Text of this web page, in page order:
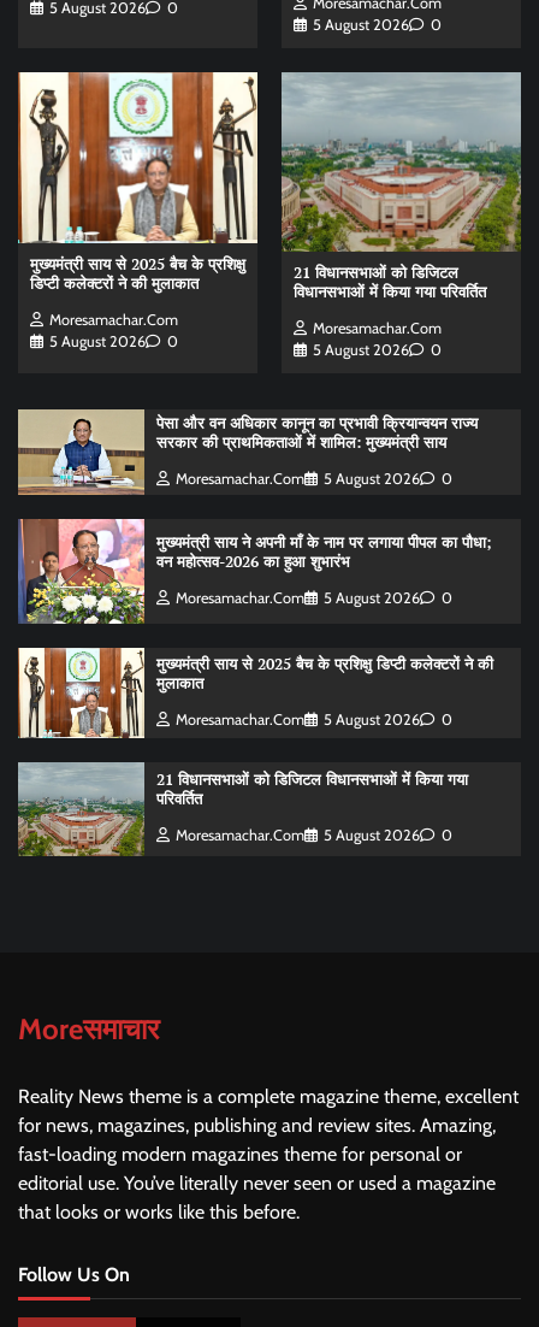
5 August 2026 0
5 August 2026
0
मुख्यमंत्री साय से 2025 बैच के प्रशिक्षु
डिप्टी कलेक्टरों ने की मुलाकात
Moresamachar.com
5 August 2026
0
21 विधानसभाओं को डिजिटल
विधानसभाओं में किया गया परिवर्तित
Moresamachar.com
5 August 2026
0
पेसा और वन अधिकार कानून का प्रभावी क्रियान्वयन राज्य
सरकार की प्राथमिकताओं में शामिल: मुख्यमंत्री साय
Moresamachar.com 5 August 2026 0
मुख्यमंत्री साय ने अपनी माँ के नाम पर लगाया पीपल का पौधा;
वन महोत्सव-2026 का हुआ शुभारंभ
Moresamachar.com 5 August 2026 0
मुख्यमंत्री साय से 2025 बैच के प्रशिक्षु डिप्टी कलेक्टरों ने की
मुलाकात
Moresamachar.com 5 August 2026 0
21 विधानसभाओं को डिजिटल विधानसभाओं में किया गया
परिवर्तित
Moresamachar.com 5 August 2026 0
Moreसमाचार
Reality News theme is a complete magazine theme, excellent
for news, magazines, publishing and review sites. Amazing,
fast-loading modern magazines theme for personal or
editorial use. You’ve literally never seen or used a magazine
that looks or works like this before.
Follow Us On